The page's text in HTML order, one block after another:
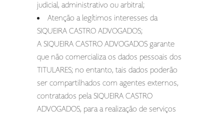
judicial, administrativo ou arbitral;
Atenção a legítimos interesses da
SIQUEIRA CASTRO ADVOGADOS;
A SIQUEIRA CASTRO ADVOGADOS garante
que não comercializa os dados pessoais dos
TITULARES; no entanto, tais dados poderão
ser compartilhados com agentes externos,
contratados pela SIQUEIRA CASTRO
ADVOGADOS, para a realização de serviços